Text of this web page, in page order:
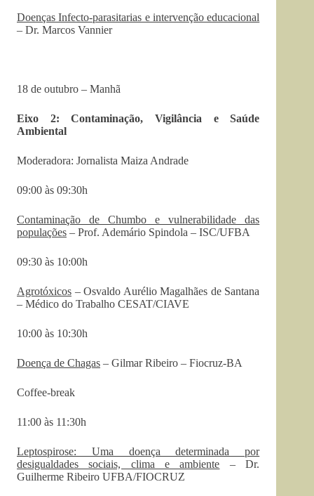
Doenças Infecto-parasitarias e intervenção educacional
– Dr. Marcos Vannier
18 de outubro – Manhã
Eixo 2: Contaminação, Vigilância e Saúde
Ambiental
Moderadora: Jornalista Maiza Andrade
09:00 às 09:30h
Contaminação de Chumbo e vulnerabilidade das
populações – Prof. Ademário Spindola – ISC/UFBA
09:30 às 10:00h
Agrotóxicos – Osvaldo Aurélio Magalhães de Santana
– Médico do Trabalho CESAT/CIAVE
10:00 às 10:30h
Doença de Chagas – Gilmar Ribeiro – Fiocruz-BA
Coffee-break
11:00 às 11:30h
Leptospirose: Uma doença determinada por
desigualdades sociais, clima e ambiente – Dr.
Guilherme Ribeiro UFBA/FIOCRUZ